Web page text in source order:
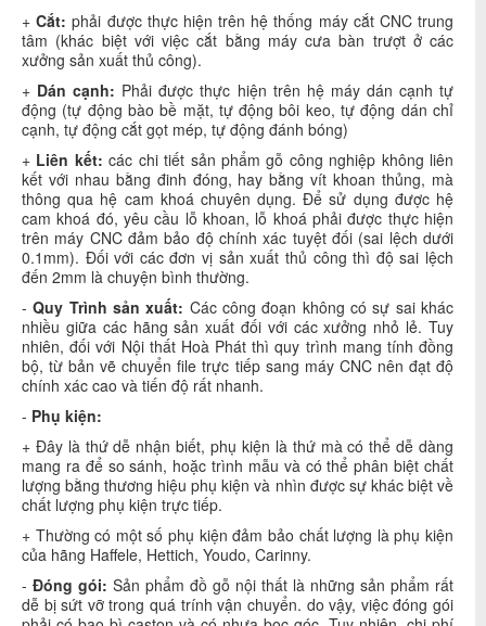
+Cắt: phải được thực hiện trên hệ thống máy cắt CNC trung
tâm (khác biệt với việc cắt bằng máy cưa bàn trượt ở các
xưởng sản xuất thủ công).
+ Dán cạnh: Phải được thực hiện trên hệ máy dán cạnh tự
động (tự động bào bề mặt, tự động bôi keo, tự động dán chỉ
cạnh, tự động cắt gọt mép, tự động đánh bóng)
+ Liên kết: các chi tiết sản phẩm gỗ công nghiệp không liên
kết với nhau bằng đinh đóng, hay bằng vít khoan thủng, mà
thông qua hệ cam khoá chuyên dụng. Để sử dụng được hệ
cam khoá đó, yêu cầu lỗ khoan, lỗ khoá phải được thực hiện
trên máy CNC đảm bảo độ chính xác tuyệt đối (sai lệch dưới
0.1mm). Đối với các đơn vị sản xuất thủ công thì độ sai lệch
đến 2mm là chuyện bình thường.
-Quy Trình sản xuất: Các công đoạn không có sự sai khác
nhiều giữa các hãng sản xuất đối với các xưởng nhỏ lẻ. Tuy
nhiên, đối với Nội thất Hoà Phát thì quy trình mang tính đồng
bộ, từ bản vẽ chuyển file trực tiếp sang máy CNC nên đạt độ
chính xác cao và tiến độ rất nhanh.
- Phụ kiện:
+ Đây là thứ dễ nhận biết, phụ kiện là thứ mà có thể dễ dàng
mang ra để so sánh, hoặc trình mẫu và có thể phân biệt chất
lượng bằng thương hiệu phụ kiện và nhìn được sự khác biệt về
chất lượng phụ kiện trực tiếp.
+ Thường có một số phụ kiện đảm bảo chất lượng là phụ kiện
của hãng Haffele, Hettich, Youdo, Carinny.
- Đóng gói: Sản phẩm đồ gỗ nội thất là những sản phẩm rất
dễ bị sứt vỡ trong quá trính vận chuyển. do vậy, việc đóng gói